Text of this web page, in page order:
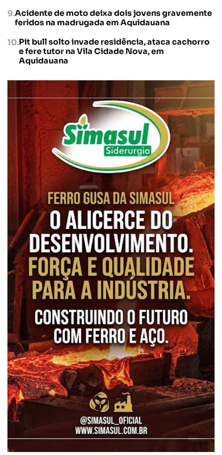
Acidente de moto deixa dois jovens gravemente
feridos na madrugada em Aquidauana
Pit bull solto invade residência, ataca cachorro
e fere tutor na Vila Cidade Nova, em
Aquidauana